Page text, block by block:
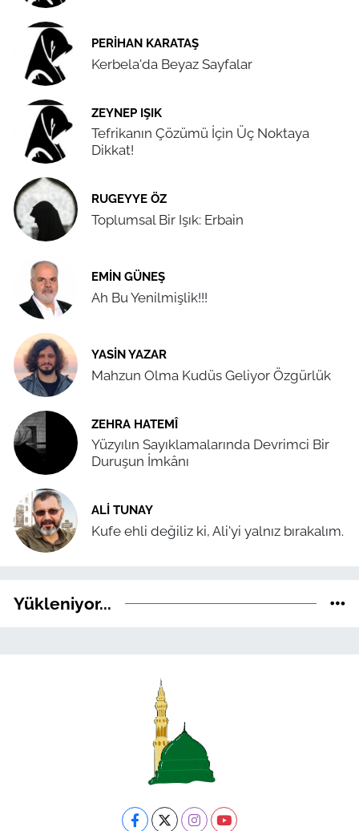
PERIHAN KARATAŞ
Kerbela'da Beyaz Sayfalar
ZEYNEP IŞIK
Tefrikanın Çözümü İçin Üç Noktaya
Dikkat!
RUGEYYE ÖZ
Toplumsal Bir Işık: Erbain
EMIN GÜNEŞ
Ah Bu Yenilmişlik!!!
YASIN YAZAR
Mahzun Olma Kudüs Geliyor Özgürlük
ZEHRA HATEMÎ
Yüzyılın Sayıklamalarında Devrimci Bir
Duruşun İmkânı
ALI TUNAY
Kufe ehli değiliz ki, Ali'yi yalnız bırakalım.
Yükleniyor...